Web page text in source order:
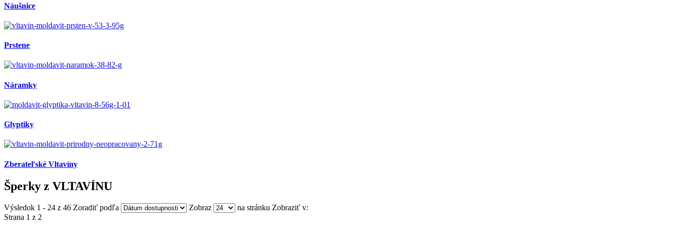
Náušnice
Prstene
Náramky
Glyptiky
Zberateľské Vltavíny
Šperky z VLTAVÍNU
Výsledok 1 - 24 z 46 Zoradiť podľa Zobraz na stránku Zobraziť v:
Strana 1 z 2